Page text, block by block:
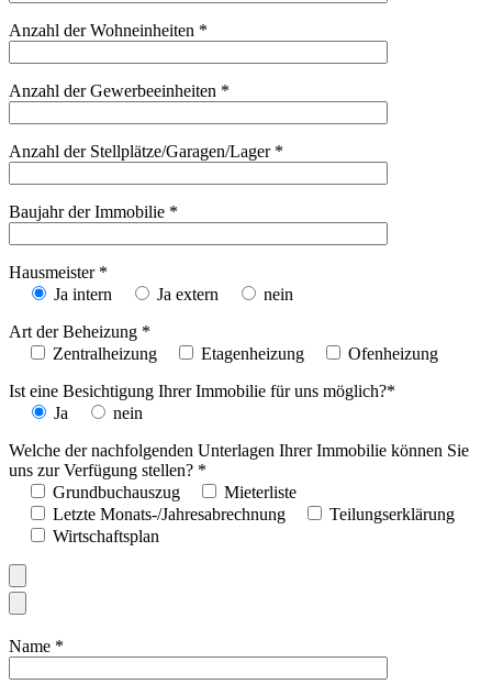
Anzahl der Wohneinheiten *
Anzahl der Gewerbeeinheiten *
Anzahl der Stellplätze/Garagen/Lager *
Baujahr der Immobilie *
Hausmeister *
Ja intern
Ja extern
nein
Art der Beheizung *
Zentralheizung
Etagenheizung
Ofenheizung
Ist eine Besichtigung Ihrer Immobilie für uns möglich?*
Ja
nein
Welche der nachfolgenden Unterlagen Ihrer Immobilie können Sie
uns zur Verfügung stellen? *
Grundbuchauszug
Mieterliste
Letzte Monats-/Jahresabrechnung
Teilungserklärung
Wirtschaftsplan
Name *